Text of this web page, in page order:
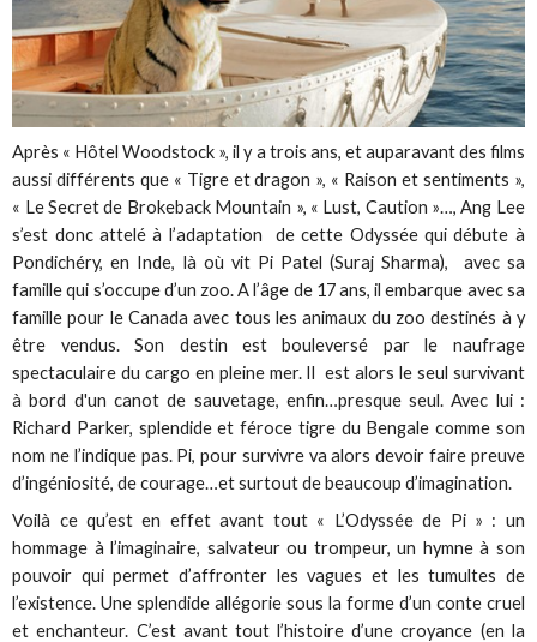
Après « Hôtel Woodstock », il y a trois ans, et auparavant des films
aussi différents que « Tigre et dragon », « Raison et sentiments »,
« Le Secret de Brokeback Mountain », « Lust, Caution »…, Ang Lee
s’est donc attelé à l’adaptation de cette Odyssée qui débute à
Pondichéry, en Inde, là où vit Pi Patel (Suraj Sharma), avec sa
famille qui s’occupe d’un zoo. A l’âge de 17 ans, il embarque avec sa
famille pour le Canada avec tous les animaux du zoo destinés à y
être vendus. Son destin est bouleversé par le naufrage
spectaculaire du cargo en pleine mer. Il est alors le seul survivant
à bord d'un canot de sauvetage, enfin…presque seul. Avec lui :
Richard Parker, splendide et féroce tigre du Bengale comme son
nom ne l’indique pas. Pi, pour survivre va alors devoir faire preuve
d’ingéniosité, de courage…et surtout de beaucoup d’imagination.
Voilà ce qu’est en effet avant tout « L’Odyssée de Pi » : un
hommage à l’imaginaire, salvateur ou trompeur, un hymne à son
pouvoir qui permet d’affronter les vagues et les tumultes de
l’existence. Une splendide allégorie sous la forme d’un conte cruel
et enchanteur. C’est avant tout l’histoire d’une croyance (en la